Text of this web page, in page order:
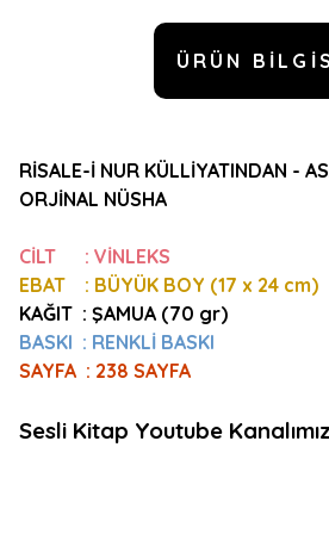
ÜRÜN
RİSALE-İ NUR KÜLLİYATINDAN -
ORJİNAL NÜSHA
CİLT : VİNLEKS
EBAT : BÜYÜK BOY (17 x 24 cm)
KAĞIT : ŞAMUA (70 gr)
BASKI : RENKLİ BASKI
SAYFA : 238 SAYFA
Sesli Kitap Youtube Kanalımız